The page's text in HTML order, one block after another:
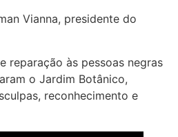
Vianna, presidente do
reparação às pessoas negras
o Jardim Botânico,
reconhecimento e